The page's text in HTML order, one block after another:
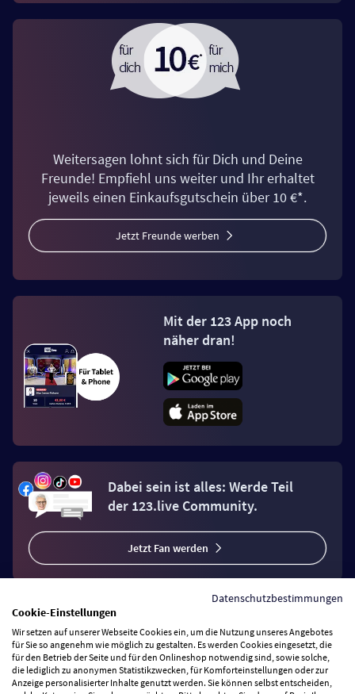
Weitersagen lohnt sich für Dich und Deine
Freunde! Empfiehl uns weiter und Ihr erhaltet
jeweils einen Einkaufsgutschein über 10 €*.
Jetzt Freunde werben
Mit der 123 App noch
näher dran!
Dabei sein ist alles: Werde Teil
der 123.live Community.
Jetzt Fan werden
Vertrag widerrufen
Zahlungsarten
Datenschutzbestimmungen
Cookie-Einstellungen
Wir setzen auf unserer Webseite Cookies ein, um die Nutzung unseres Angebotes
für Sie so angenehm wie möglich zu gestalten. Es werden Cookies eingesetzt, die
für den Betrieb der Seite und für den Onlineshop notwendig sind, sowie solche,
die lediglich zu anonymen Statistikzwecken, für Komforteinstellungen oder zur
Anzeige personalisierter Inhalte genutzt werden. Sie können selbst entscheiden,